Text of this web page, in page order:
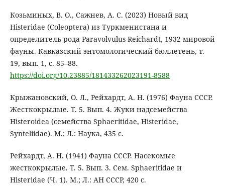
Козьминых, В. О., Сажнев, А. С. (2023) Новый вид
Histeridae (Coleoptera) из Туркменистана и
определитель рода Paravolvulus Reichardt, 1932 мировой
фауны. Кавказский энтомологический бюллетень, т.
19, вып. 1, с. 85–88.
https://doi.org/10.23885/181433262023191-8588
Крыжановский, О. Л., Рейхардт, А. Н. (1976) Фауна СССР.
Жесткокрылые. Т. 5. Вып. 4. Жуки надсемейства
Histeroidea (семейства Sphaeritidae, Histeridae,
Synteliidae). М.; Л.: Наука, 435 с.
Рейхардт, А. Н. (1941) Фауна СССР. Насекомые
жесткокрылые. Т. 5. Вып. 3. Сем. Sphaeritidae и
Histeridae (Ч. 1). М.; Л.: АН СССР, 420 с.